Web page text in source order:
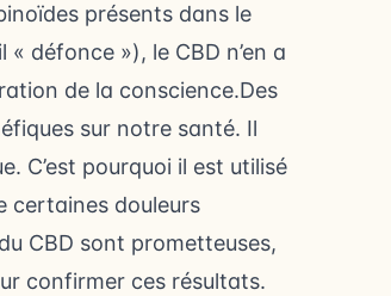
présents dans le
défonce »), le CBD n’en a
de la conscience.Des
sur notre santé. Il
C’est pourquoi il est utilisé
certaines douleurs
CBD sont prometteuses,
confirmer ces résultats.